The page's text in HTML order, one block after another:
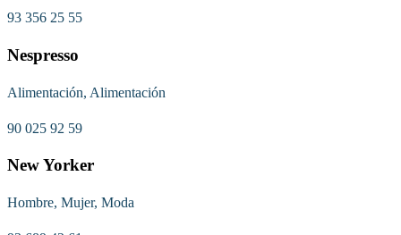
93 356 25 55
Nespresso
Alimentación, Alimentación
90 025 92 59
New Yorker
Hombre, Mujer, Moda